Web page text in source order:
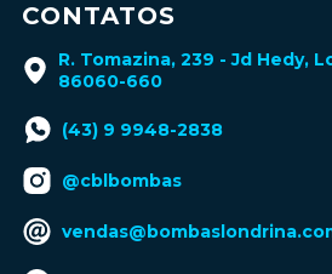
CONTATOS
R. Tomazina, 239 - Jd Hedy,
86060-660
(43) 9 9948-2838
@cblbombas